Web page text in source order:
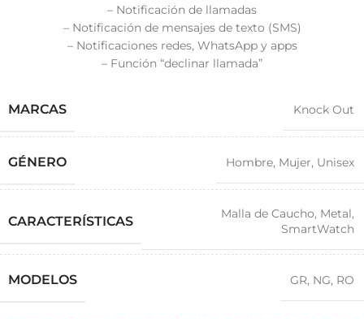
– Notificación de llamadas
– Notificación de mensajes de texto (SMS)
– Notificaciones redes, WhatsApp y apps
– Función “declinar llamada”
MARCAS Knock Out
GÉNERO Hombre, Mujer, Unisex
CARACTERÍSTICAS Malla de Caucho, Metal,
SmartWatch
MODELOS GR, NG, RO